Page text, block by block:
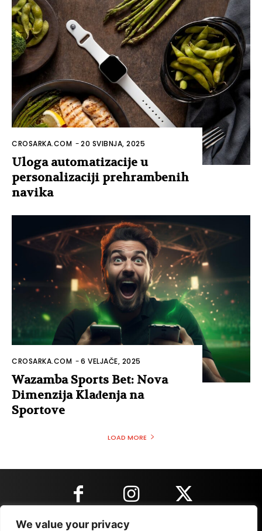
We value your privacy
CROSARKA.COM -20 SVIBNJA, 2025
Uloga automatizacije u
personalizaciji prehrambenih
navika
CROSARKA.COM -6 VELJAČE, 2025
Wazamba Sports Bet: Nova
Dimenzija Klađenja na
Sportove
LOAD MORE